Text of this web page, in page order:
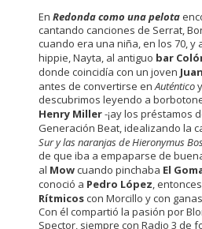
En Redonda como una pelota
cantando canciones de Serrat,
cuando era una niña, en los 70, y
hippie, Nayta, al antiguo bar
donde coincidía con un joven
antes de convertirse enAuténtico
descubrimos leyendo a
Henry Miller-¡ay los préstamos
Generación Beat, idealizando la
Sur y las naranjas de Hieronymus
de que iba a empaparse de
al Mowcuando pinchaba El
conoció a Pedro López,
Rítmicoscon Morcillo y con
Con él compartió la pasión por
Spector, siempre con Radio 3 de